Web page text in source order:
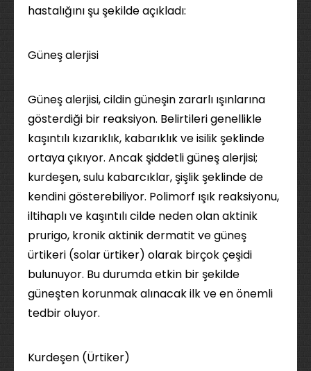
hastalığını şu şekilde açıkladı:
Güneş alerjisi
Güneş alerjisi, cildin güneşin zararlı ışınlarına
gösterdiği bir reaksiyon. Belirtileri genellikle
kaşıntılı kızarıklık, kabarıklık ve isilik şeklinde
ortaya çıkıyor. Ancak şiddetli güneş alerjisi;
kurdeşen, sulu kabarcıklar, şişlik şeklinde de
kendini gösterebiliyor. Polimorf ışık reaksiyonu,
iltihaplı ve kaşıntılı cilde neden olan aktinik
prurigo, kronik aktinik dermatit ve güneş
ürtikeri (solar ürtiker) olarak birçok çeşidi
bulunuyor. Bu durumda etkin bir şekilde
güneşten korunmak alınacak ilk ve en önemli
tedbir oluyor.
Kurdeşen (Ürtiker)